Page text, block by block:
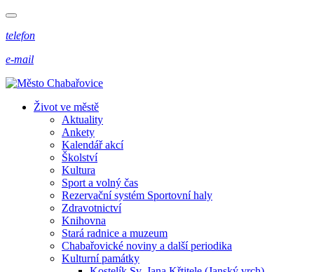
telefon
e-mail
Život ve městě
Aktuality
Ankety
Kalendář akcí
Školství
Kultura
Sport a volný čas
Rezervační systém Sportovní haly
Zdravotnictví
Knihovna
Stará radnice a muzeum
Chabařovické noviny a další periodika
Kulturní památky